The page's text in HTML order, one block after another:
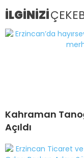
İLGİNİZİ
Kahraman
Açıldı